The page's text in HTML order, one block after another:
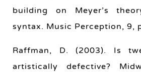
building on Meyer’s
syntax. Music Perception, 9,
Raffman, D. (2003). Is
artistically defective?